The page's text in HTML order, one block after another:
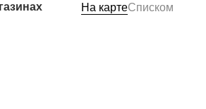
На картеСписком